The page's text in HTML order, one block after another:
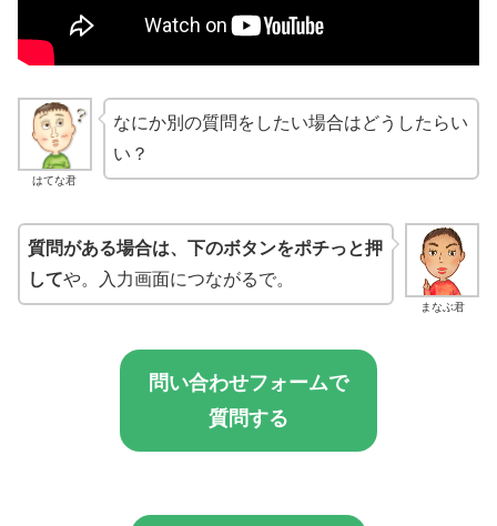
はてな君
なにか別の質問をしたい場合はどうしたらい
い？
まなぶ君
質問がある場合は、下のボタンをポチっと押
してや。入力画面につながるで。
問い合わせフォームで
質問する